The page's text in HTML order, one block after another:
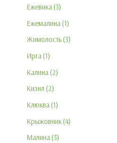
Ежевика 3
Ежемалина 1
Жимолость 3
Ирга 1
Калина 2
Кизил 2
Клюква 1
Крыжовник 4
Малина 3